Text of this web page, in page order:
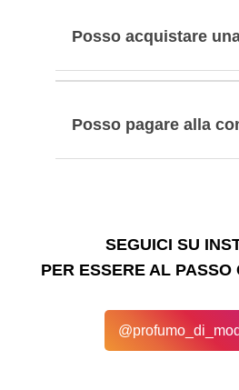
Posso acquistare
Posso pagare alla
SEGUICI SU
PER ESSERE AL PASSO